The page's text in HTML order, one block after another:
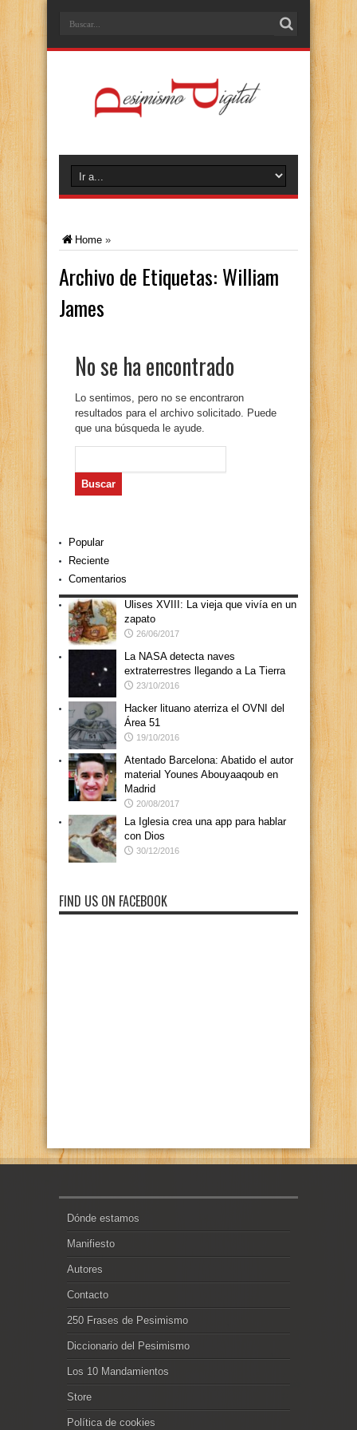
Home »
Archivo de Etiquetas: William
James
No se ha encontrado
Lo sentimos, pero no se encontraron
resultados para el archivo solicitado. Puede
que una búsqueda le ayude.
Popular
Reciente
Comentarios
Ulises XVIII: La vieja que vivía en un
zapato
26/06/2017
La NASA detecta naves
extraterrestres llegando a La Tierra
23/10/2016
Hacker lituano aterriza el OVNI del
Área 51
19/10/2016
Atentado Barcelona: Abatido el autor
material Younes Abouyaaqoub en
Madrid
20/08/2017
La Iglesia crea una app para hablar
con Dios
30/12/2016
FIND US ON FACEBOOK
Dónde estamos
Manifiesto
Autores
Contacto
250 Frases de Pesimismo
Diccionario del Pesimismo
Los 10 Mandamientos
Store
Política de cookies